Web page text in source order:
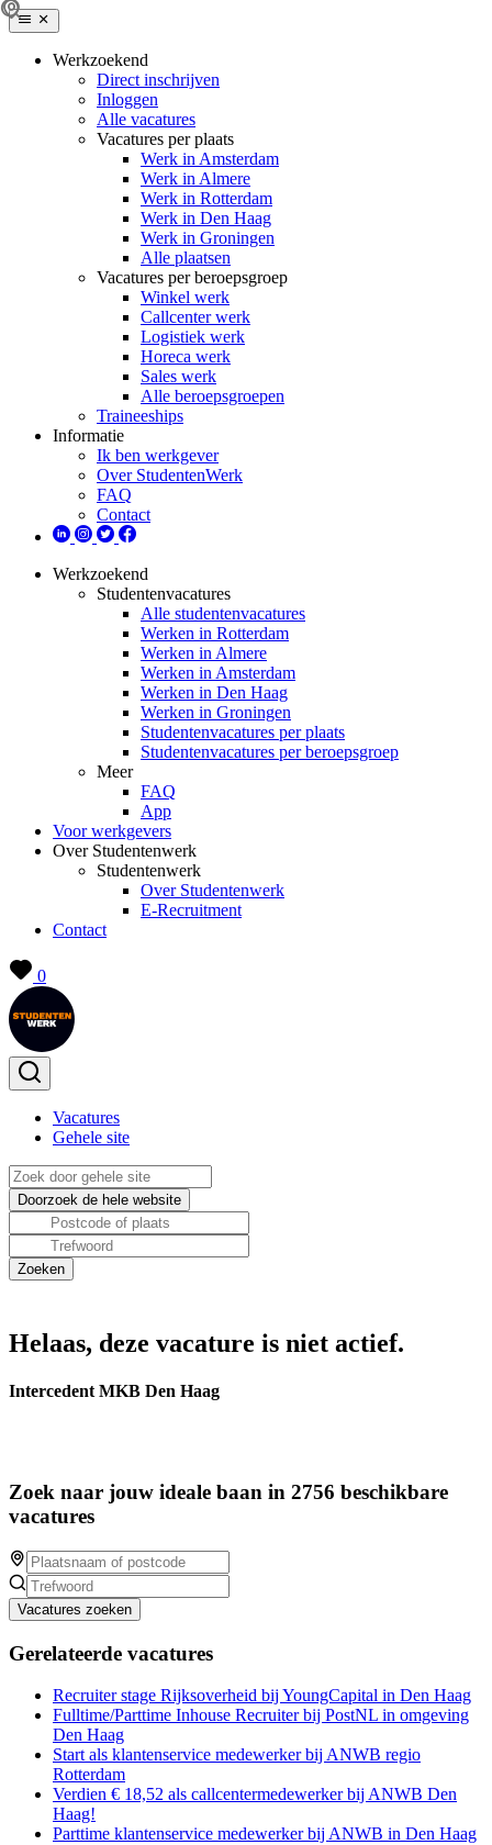
Werkzoekend
Direct inschrijven
Inloggen
Alle vacatures
Vacatures per plaats
Werk in Amsterdam
Werk in Almere
Werk in Rotterdam
Werk in Den Haag
Werk in Groningen
Alle plaatsen
Vacatures per beroepsgroep
Winkel werk
Callcenter werk
Logistiek werk
Horeca werk
Sales werk
Alle beroepsgroepen
Traineeships
Informatie
Ik ben werkgever
Over StudentenWerk
FAQ
Contact
Werkzoekend
Studentenvacatures
Alle studentenvacatures
Werken in Rotterdam
Werken in Almere
Werken in Amsterdam
Werken in Den Haag
Werken in Groningen
Studentenvacatures per plaats
Studentenvacatures per beroepsgroep
Meer
FAQ
App
Voor werkgevers
Over Studentenwerk
Studentenwerk
Over Studentenwerk
E-Recruitment
Contact
0
Vacatures
Gehele site
Helaas, deze vacature is niet actief.
Intercedent MKB Den Haag
Zoek naar jouw ideale baan in 2756 beschikbare
vacatures
Vacatures zoeken
Gerelateerde vacatures
Recruiter stage Rijksoverheid bij YoungCapital in Den Haag
Fulltime/Parttime Inhouse Recruiter bij PostNL in omgeving
Den Haag
Start als klantenservice medewerker bij ANWB regio
Rotterdam
Verdien € 18,52 als callcentermedewerker bij ANWB Den
Haag!
Parttime klantenservice medewerker bij ANWB in Den Haag